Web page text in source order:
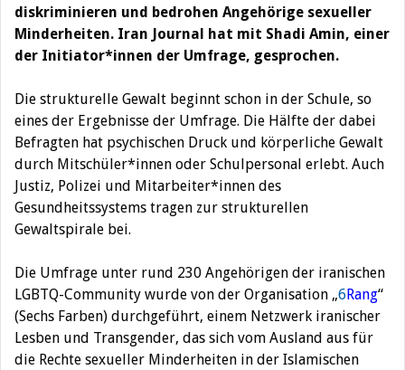
diskriminieren und bedrohen Angehörige sexueller
Minderheiten. Iran Journal hat mit Shadi Amin, einer
der Initiator*innen der Umfrage, gesprochen.
Die strukturelle Gewalt beginnt schon in der Schule, so
eines der Ergebnisse der Umfrage. Die Hälfte der dabei
Befragten hat psychischen Druck und körperliche Gewalt
durch Mitschüler*innen oder Schulpersonal erlebt. Auch
Justiz, Polizei und Mitarbeiter*innen des
Gesundheitssystems tragen zur strukturellen
Gewaltspirale bei.
Die Umfrage unter rund 230 Angehörigen der iranischen
LGBTQ-Community wurde von der Organisation „6Rang“
(Sechs Farben) durchgeführt, einem Netzwerk iranischer
Lesben und Transgender, das sich vom Ausland aus für
die Rechte sexueller Minderheiten in der Islamischen